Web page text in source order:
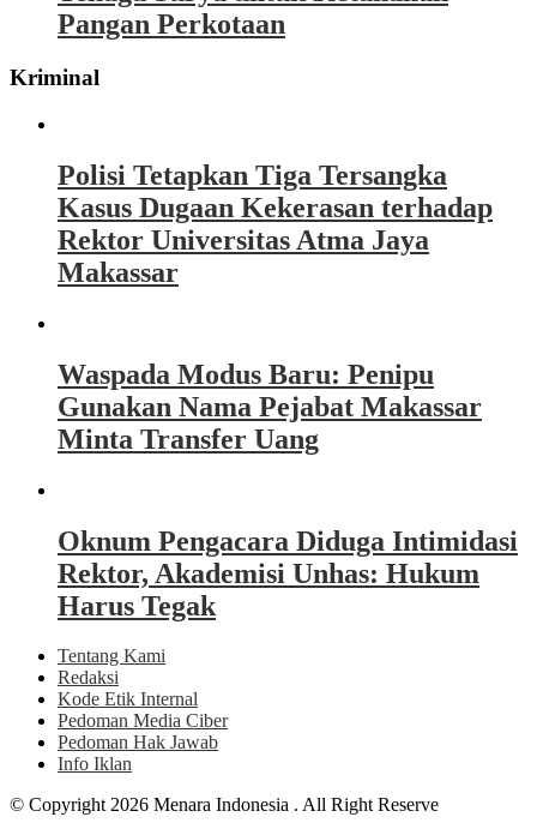
Pangan Perkotaan
Kriminal
Polisi Tetapkan Tiga Tersangka
Kasus Dugaan Kekerasan terhadap
Rektor Universitas Atma Jaya
Makassar
Waspada Modus Baru: Penipu
Gunakan Nama Pejabat Makassar
Minta Transfer Uang
Oknum Pengacara Diduga Intimidasi
Rektor, Akademisi Unhas: Hukum
Harus Tegak
Tentang Kami
Redaksi
Kode Etik Internal
Pedoman Media Ciber
Pedoman Hak Jawab
Info Iklan
© Copyright 2026 Menara Indonesia . All Right Reserve